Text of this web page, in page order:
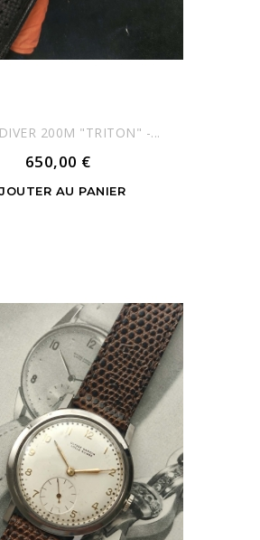
200M "TRITON" -...
650,00 €
AU PANIER